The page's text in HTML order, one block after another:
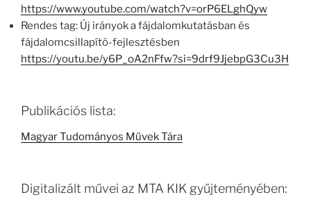
https://www.youtube.com/watch?v=orP6ELghQyw
Rendes tag: Új irányok a fájdalomkutatásban és
fájdalomcsillapító-fejlesztésben
https://youtu.be/y6P_oA2nFfw?si=9drf9JjebpG3Cu3H
Publikációs lista:
Magyar Tudományos Művek Tára
Digitalizált művei az MTA KIK gyűjteményében: